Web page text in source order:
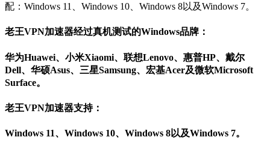
配：Windows 11、Windows 10、Windows 8以及Windows 7。
老王VPN加速器经过真机测试的Windows品牌：
华为Huawei、小米Xiaomi、联想Lenovo、惠普HP、戴尔
Dell、华硕Asus、三星Samsung、宏基Acer及微软Microsoft
Surface。
老王VPN加速器支持：
Windows 11、Windows 10、Windows 8以及Windows 7。